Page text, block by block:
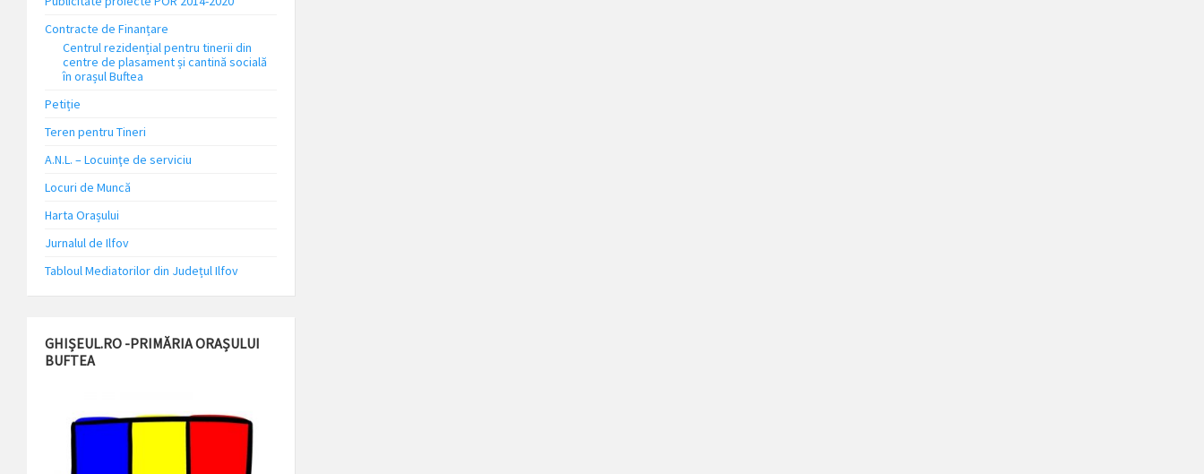
Contracte de Finanțare
Centrul rezidențial pentru tinerii din
centre de plasament și cantină socială
în orașul Buftea
Petiție
Teren pentru Tineri
A.N.L. – Locuinţe de serviciu
Locuri de Muncă
Harta Orașului
Jurnalul de Ilfov
Tabloul Mediatorilor din Județul Ilfov
GHIȘEUL.RO -PRIMĂRIA ORAȘULUI
BUFTEA